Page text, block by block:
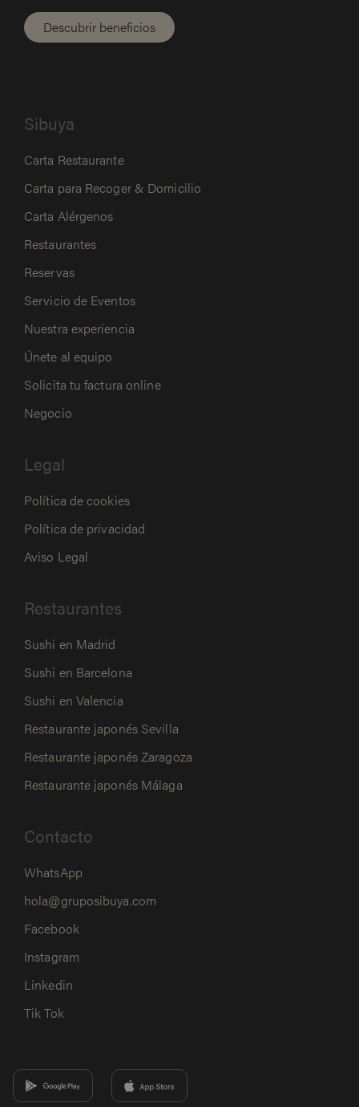
Descubrir beneficios
Sibuya
Carta Restaurante
Carta para Recoger & Domicilio
Carta Alérgenos
Restaurantes
Reservas
Servicio de Eventos
Nuestra experiencia
Únete al equipo
Solicita tu factura online
Negocio
Legal
Política de cookies
Política de privacidad
Aviso Legal
Restaurantes
Sushi en Madrid
Sushi en Barcelona
Sushi en Valencia
Restaurante japonés Sevilla
Restaurante japonés Zaragoza
Restaurante japonés Málaga
Contacto
WhatsApp
hola@gruposibuya.com
Facebook
Instagram
Linkedin
Tik Tok